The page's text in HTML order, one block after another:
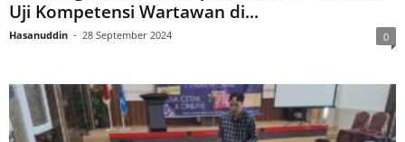
Uji Kompetensi Wartawan di...
Hasanuddin - 28 September 2024 0